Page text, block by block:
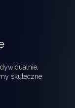
skuteczne